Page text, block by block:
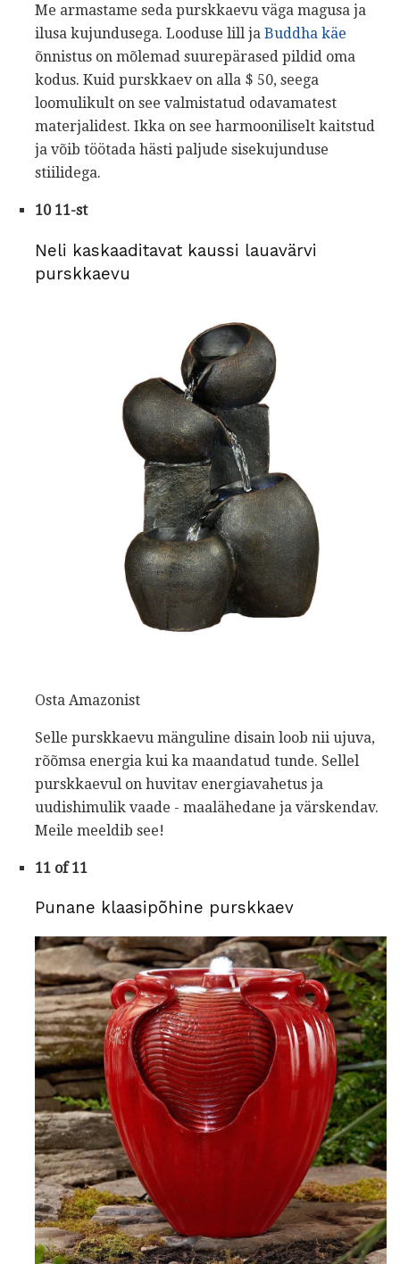
Me armastame seda purskkaevu väga magusa ja
ilusa kujundusega. Looduse lill ja Buddha käe
õnnistus on mõlemad suurepärased pildid oma
kodus. Kuid purskkaev on alla $ 50, seega
loomulikult on see valmistatud odavamatest
materjalidest. Ikka on see harmooniliselt kaitstud
ja võib töötada hästi paljude sisekujunduse
stiilidega.
10 11-st
Neli kaskaaditavat kaussi lauavärvi
purskkaevu
Osta Amazonist
Selle purskkaevu mänguline disain loob nii ujuva,
rõõmsa energia kui ka maandatud tunde. Sellel
purskkaevul on huvitav energiavahetus ja
uudishimulik vaade - maalähedane ja värskendav.
Meile meeldib see!
11 of 11
Punane klaasipõhine purskkaev